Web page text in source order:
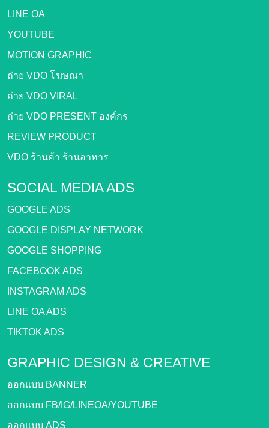
LINE OA
YOUTUBE
MOTION GRAPHIC
ถ่าย VDO โฆษณา
ถ่าย VDO VIRAL
ถ่าย VDO PRESENT องค์กร
REVIEW PRODUCT
VDO ร้านค้า ร้านอาหาร
SOCIAL MEDIA ADS
GOOGLE ADS
GOOGLE DISPLAY NETWORK
GOOGLE SHOPPING
FACEBOOK ADS
INSTAGRAM ADS
LINE OA ADS
TIKTOK ADS
GRAPHIC DESIGN & CREATIVE
ออกแบบ BANNER
ออกแบบ FB/IG/LINEOA/YOUTUBE
ออกแบบ ADS